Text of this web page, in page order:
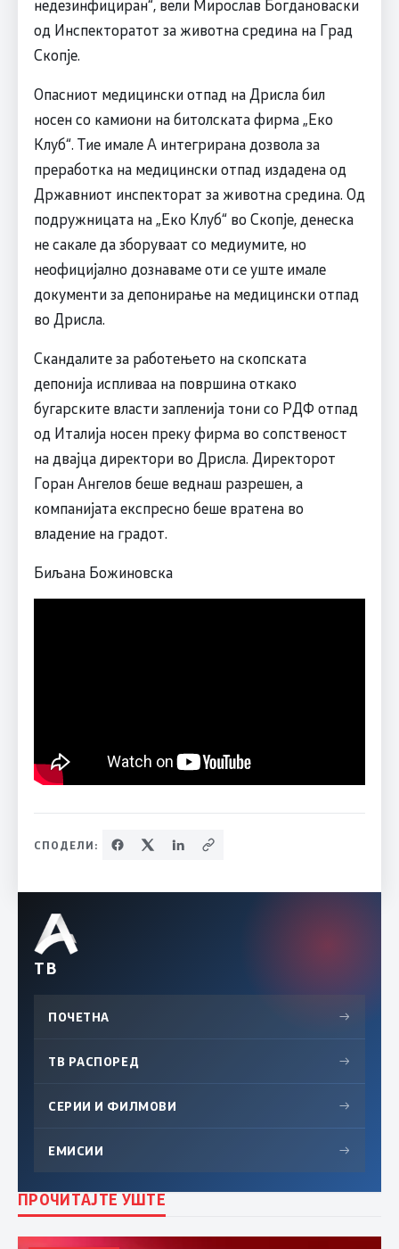
недезинфициран“, вели Мирослав Богдановаски
од Инспекторатот за животна средина на Град
Скопје.
Опасниот медицински отпад на Дрисла бил
носен со камиони на битолската фирма „Еко
Клуб“. Тие имале А интегрирана дозвола за
преработка на медицински отпад издадена од
Државниот инспекторат за животна средина. Од
подружницата на „Еко Клуб“ во Скопје, денеска
не сакале да зборуваат со медиумите, но
неофицијално дознаваме оти се уште имале
документи за депонирање на медицински отпад
во Дрисла.
Скандалите за работењето на скопската
депонија испливаа нa површина откако
бугарските власти запленија тони со РДФ отпад
од Италија носен преку фирма во сопственост
на двајца директори во Дрисла. Директорот
Горан Ангелов беше веднаш разрешен, а
компанијата експресно беше вратена во
владение на градот.
Биљана Божиновска
СПОДЕЛИ:
ТВ
ПОЧЕТНА →
ТВ РАСПОРЕД →
СЕРИИ И ФИЛМОВИ →
ЕМИСИИ →
ПРОЧИТАЈТЕ УШТЕ